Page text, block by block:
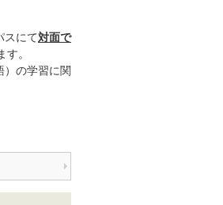
スにて対面で
。
）の学習に関